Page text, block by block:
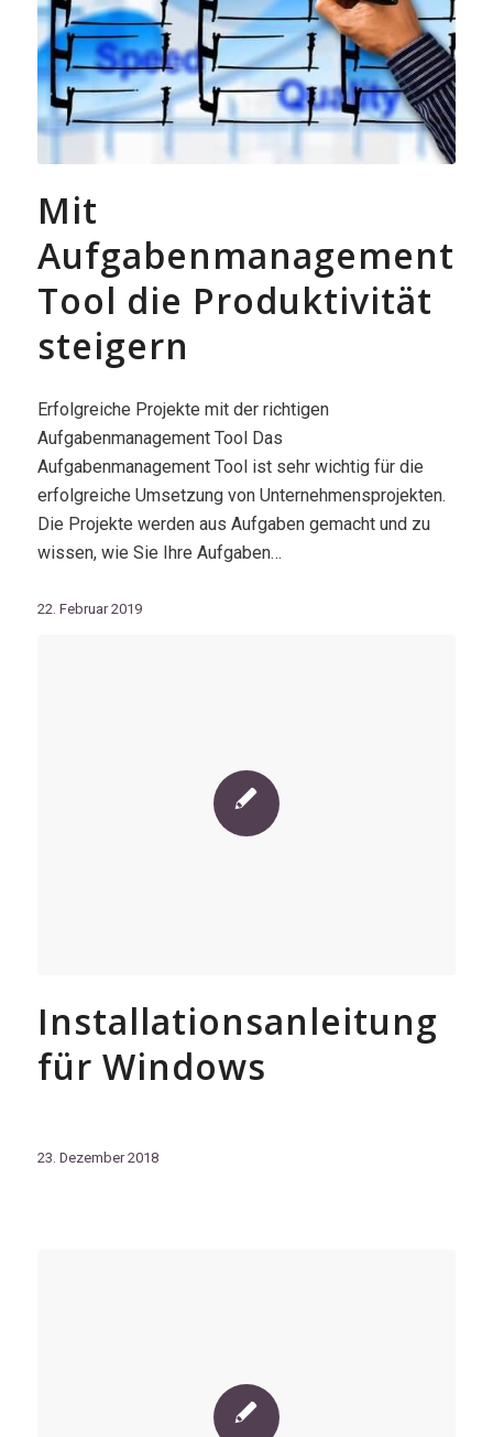
Mit
Aufgabenmanagement
Tool die Produktivität
steigern
Erfolgreiche Projekte mit der richtigen
Aufgabenmanagement Tool Das
Aufgabenmanagement Tool ist sehr wichtig für die
erfolgreiche Umsetzung von Unternehmensprojekten.
Die Projekte werden aus Aufgaben gemacht und zu
wissen, wie Sie Ihre Aufgaben…
22. Februar 2019
Installationsanleitung
für Windows
23. Dezember 2018